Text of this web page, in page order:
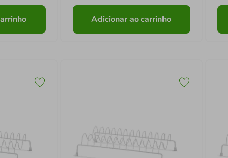
Adicionar ao carrinho